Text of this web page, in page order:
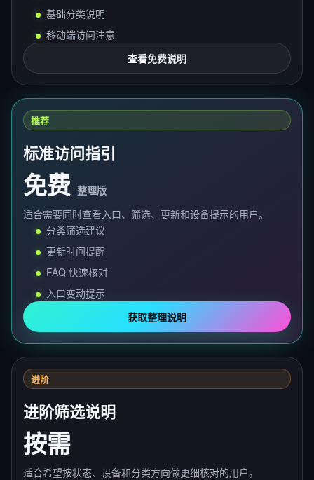
基础分类说明
移动端访问注意
查看免费说明
推荐
标准访问指引
免费 整理版
适合需要同时查看入口、筛选、更新和设备提示的用户。
分类筛选建议
更新时间提醒
FAQ 快速核对
入口变动提示
获取整理说明
进阶
进阶筛选说明
按需
适合希望按状态、设备和分类方向做更细核对的用户。